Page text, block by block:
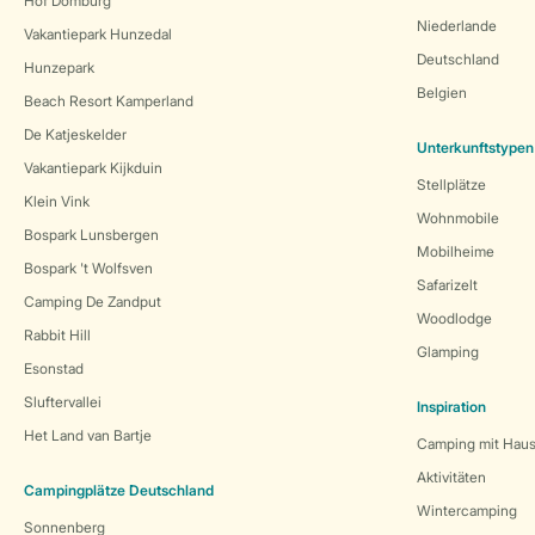
Vakantiepark Hunzedal
Hunzepark
Beach Resort Kamperland
De Katjeskelder
Vakantiepark Kijkduin
Klein Vink
Bospark Lunsbergen
Bospark 't Wolfsven
Camping De Zandput
Rabbit Hill
Esonstad
Sluftervallei
Het Land van Bartje
Campingplätze Deutschland
Sonnenberg
Niederlande
Deutschland
Belgien
Unterkunftstypen
Stellplätze
Wohnmobile
Mobilheime
Safarizelt
Woodlodge
Glamping
Inspiration
Camping mit
Aktivitäten
Wintercamping